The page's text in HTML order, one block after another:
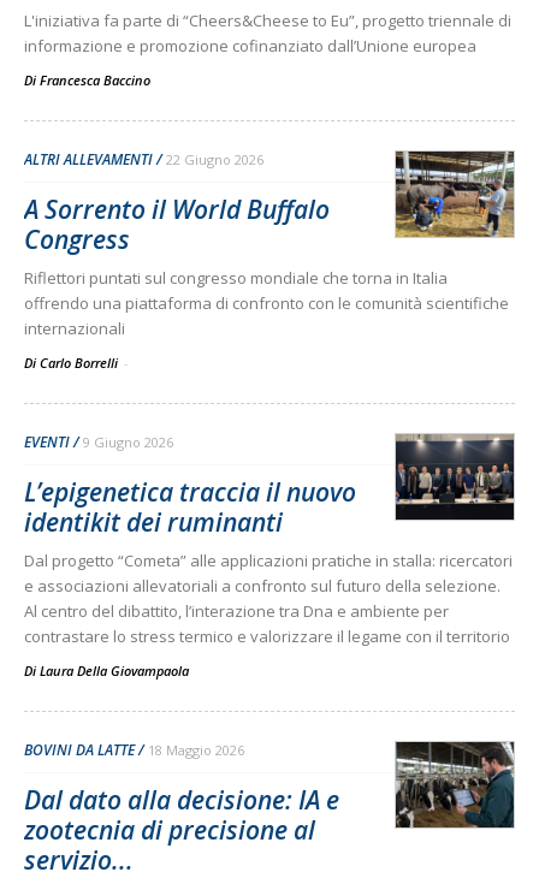
L'iniziativa fa parte di “Cheers&Cheese to Eu”, progetto triennale di
informazione e promozione cofinanziato dall’Unione europea
Di Francesca Baccino
ALTRI ALLEVAMENTI 22 Giugno 2026
A Sorrento il World Buffalo
Congress
Riflettori puntati sul congresso mondiale che torna in Italia
offrendo una piattaforma di confronto con le comunità scientifiche
internazionali
Di Carlo Borrelli -
EVENTI 9 Giugno 2026
L’epigenetica traccia il nuovo
identikit dei ruminanti
Dal progetto “Cometa” alle applicazioni pratiche in stalla: ricercatori
e associazioni allevatoriali a confronto sul futuro della selezione.
Al centro del dibattito, l’interazione tra Dna e ambiente per
contrastare lo stress termico e valorizzare il legame con il territorio
Di Laura Della Giovampaola
BOVINI DA LATTE 18 Maggio 2026
Dal dato alla decisione: IA e
zootecnia di precisione al
servizio...